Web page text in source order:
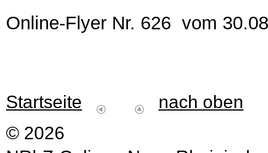
Online-Flyer Nr. 626 vom
Startseite
nach oben
© 2026